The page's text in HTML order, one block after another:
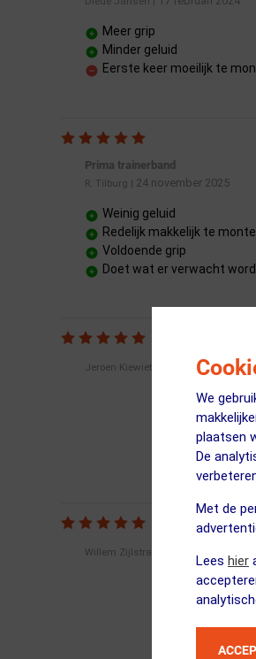
We
plaatsen
De
Met de
Lees hier
Meer grip
Minder geluid
Eerste keer moeilijk te
Prima trainerband
R. Tilburg | 24 november 2025
Weinig geluid
Redelijk makkelijk te
Voldoende grip
Doet wat er verwacht
Jeroen Kiewiet| 07 oktober 2016
Willem Zijlstra